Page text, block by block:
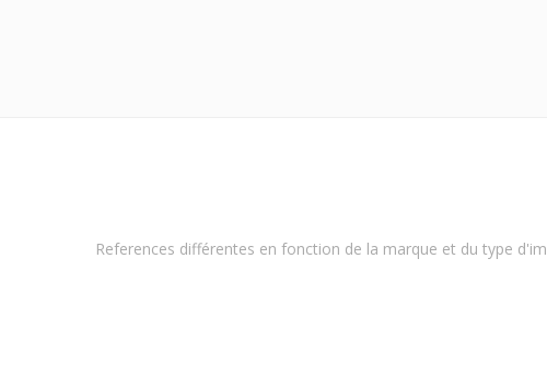
References différentes en fonction de la marque et du type